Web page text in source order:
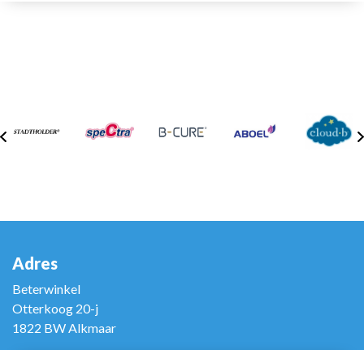
Adres
Beterwinkel
Otterkoog 20-j
1822 BW Alkmaar